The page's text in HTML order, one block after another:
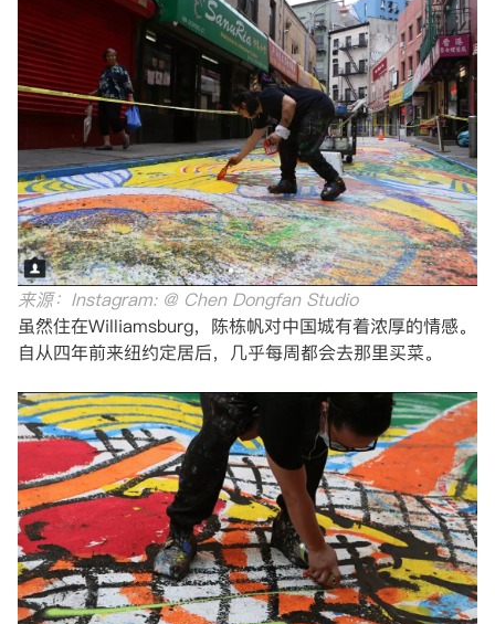
来源：Instagram: @ Chen Dongfan Studio
虽然住在Williamsburg，陈栋帆对中国城有着浓厚的情感。
自从四年前来纽约定居后，几乎每周都会去那里买菜。